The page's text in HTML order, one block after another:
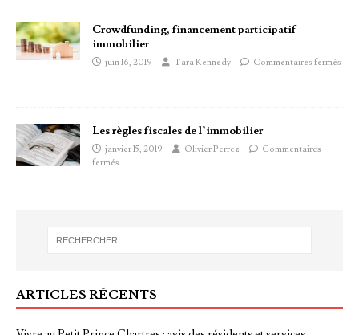
Crowdfunding, financement participatif
immobilier
juin 16, 2019 Tara Kennedy Commentaires fermés
Les règles fiscales de l’immobilier
janvier 15, 2019 Olivier Perrez
Commentaires
fermés
ARTICLES RÉCENTS